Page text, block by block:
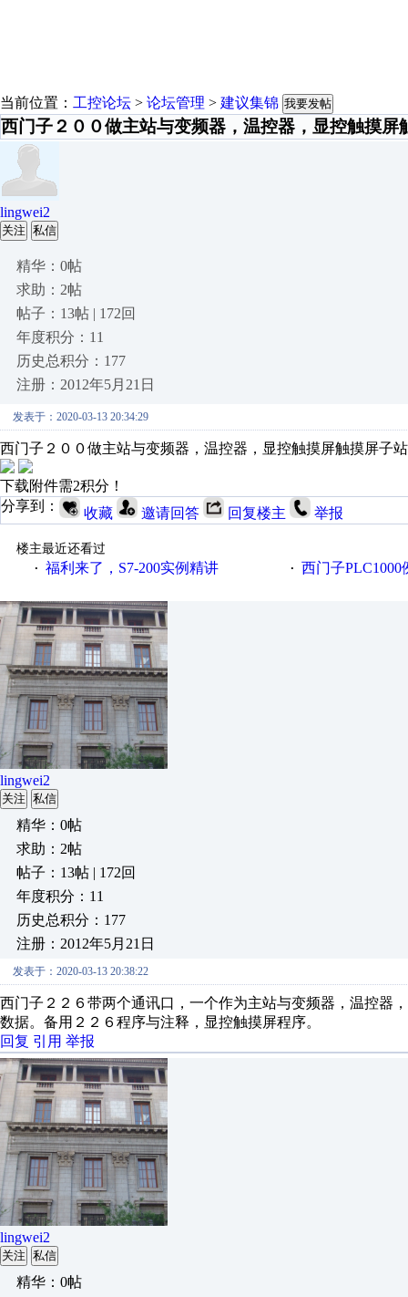
当前位置： 工控论坛 > 论坛管理 > 建议集锦 我要发帖
西门子２００做主站与变频器，温控器，显控触摸屏
lingwei2
关注 私信
精华：0帖
求助：2帖
帖子：13帖 | 172回
年度积分：11
历史总积分：177
注册：2012年5月21日
发表于：2020-03-13 20:34:29
西门子２００做主站与变频器，温控器，显控触摸屏触摸屏子
下载附件需2积分！
分享到：
收藏 邀请回答 回复楼主 举报
楼主最近还看过
· 福利来了，S7-200实例精讲 · 西门子PLC1000
lingwei2
关注 私信
精华：0帖
求助：2帖
帖子：13帖 | 172回
年度积分：11
历史总积分：177
注册：2012年5月21日
发表于：2020-03-13 20:38:22
西门子２２６带两个通讯口，一个作为主站与变频器，温控器
数据。备用２２６程序与注释，显控触摸屏程序。
回复 引用 举报
lingwei2
关注 私信
精华：0帖